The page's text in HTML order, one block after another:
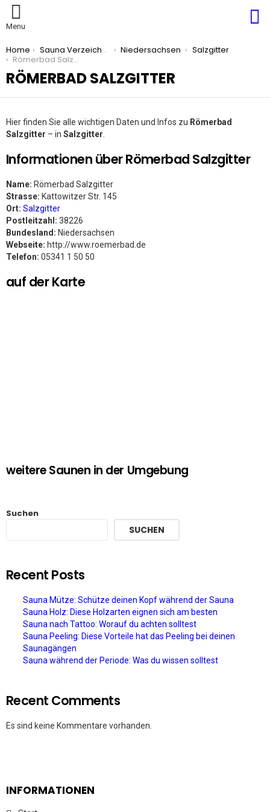
Menu
You are here:
Home Sauna Verzeichnis Niedersachsen
Salzgitter
Römerbad Salzgitter
RÖMERBAD SALZGITTER
Hier finden Sie alle wichtigen Daten und Infos zu Römerbad
Salzgitter – in Salzgitter
Informationen über Römerbad Salzgitter
Name: Römerbad Salzgitter
Strasse: Kattowitzer Str. 145
Ort: Salzgitter
Postleitzahl: 38226
Bundesland: Niedersachsen
Webseite: http://www.roemerbad.de
Telefon: 05341 1 50 50
auf der Karte
weitere Saunen in der Umgebung
Suchen
SUCHEN
Recent Posts
Sauna Mütze: Schütze deinen Kopf während der Sauna
Sauna Holz: Diese Holzarten eignen sich am besten
Sauna nach Tattoo: Worauf du achten solltest
Sauna Peeling: Diese Vorteile hat das Peeling bei deinen
Saunagängen
Sauna während der Periode: Was du wissen solltest
Recent Comments
Es sind keine Kommentare vorhanden.
INFORMATIONEN